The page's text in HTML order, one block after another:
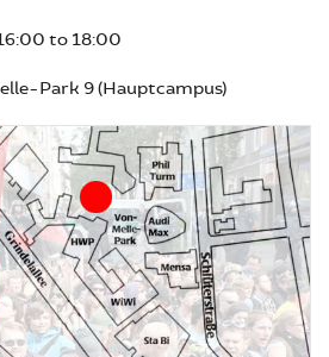
to 18:00
Park 9 (Hauptcampus)